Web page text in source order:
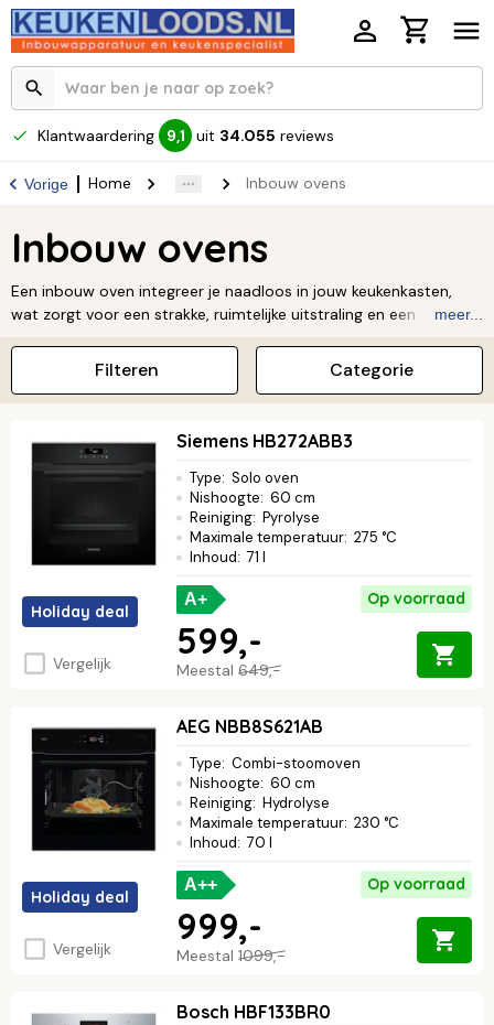
Klantwaardering 9,1 uit 34.055 reviews
Vorige Home Inbouw ovens
Inbouw ovens
Een inbouw oven integreer je naadloos in jouw keukenkasten,
wat zorgt voor een strakke, ruimtelijke uitstraling en een
technologieën bereid je eenvoudig de meest uiteenlopende
gerechten, van knapperige pizza’s tot malse ovenschotels. Kies
uit diverse formaten en uitvoeringen die perfect passen bij jouw
kookstijl en geniet van optimaal gebruiksgemak in een
opgeruimde keuken.
meer...
Categorie
Filteren
Holiday deal
Vergelijk
Siemens HB272ABB3
Type: Solo oven
Nishoogte: 60 cm
Reiniging: Pyrolyse
Maximale temperatuur: 275 °C
Inhoud: 71 l
A+ Op voorraad
Meestal 649,-
599,-
Holiday deal
Vergelijk
AEG NBB8S621AB
Type: Combi-stoomoven
Nishoogte: 60 cm
Reiniging: Hydrolyse
Maximale temperatuur: 230 °C
Inhoud: 70 l
A++ Op voorraad
Meestal 1099,-
999,-
Bosch HBF133BR0